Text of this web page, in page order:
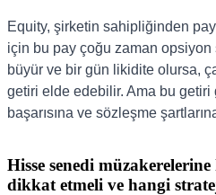
Equity, şirketin sahipliğinden
için bu pay çoğu zaman
büyür ve bir gün likidite olursa,
getiri elde edebilir. Ama bu
başarısına ve sözleşme
Hisse senedi
dikkat etmeli ve hangi